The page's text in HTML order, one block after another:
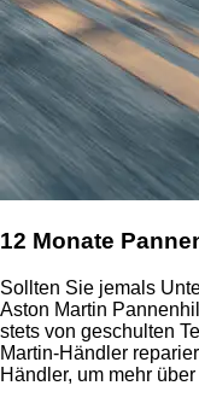
12 Monate
Sollten Sie jemals
Aston Martin
stets von geschulten
Martin-Händler
Händler, um mehr